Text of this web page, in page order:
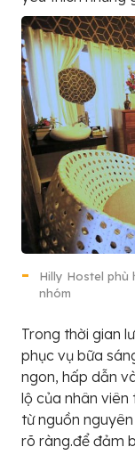
Hilly Hostel phù
nhóm
Trong thời gian
phục vụ bữa
ngon, hấp dẫn
lộ của nhân viên
từ nguồn
rõ ràng.để đảm